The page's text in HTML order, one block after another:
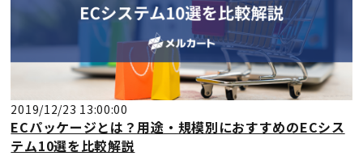
2019/12/23 13:00:00
ECパッケージとは？用途・規模別におすすめのECシス
テム10選を比較解説